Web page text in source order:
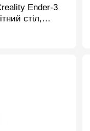
Ender-3
стіл,